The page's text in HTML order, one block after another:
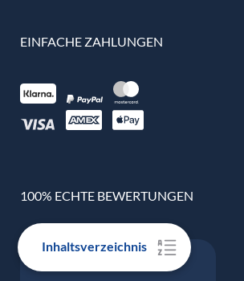
Inhaltsverzeichnis
EINFACHE ZAHLUNGEN
100% ECHTE BEWERTUNGEN